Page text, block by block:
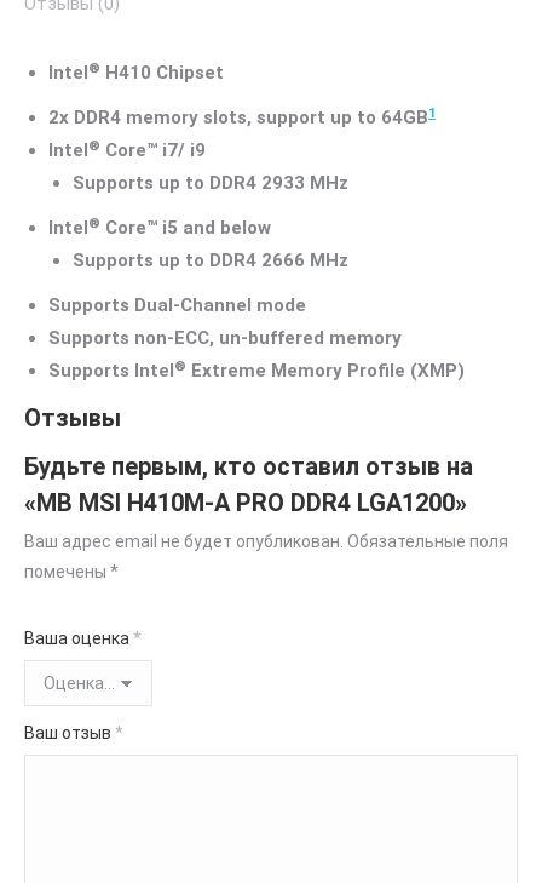
Intel ® H410 Chipset
2x DDR4 memory slots, support up to 64GB1
Intel ® Core™ i7/ i9
Supports up to DDR4 2933 MHz
Intel ® Core™ i5 and below
Supports up to DDR4 2666 MHz
Supports Dual-Channel mode
Supports non-ECC, un-buffered memory
Supports Intel ® Extreme Memory Profile (XMP)
Отзывы
Будьте первым, кто оставил отзыв на
«MB MSI H410M-A PRO DDR4 LGA1200»
Ваш адрес email не будет опубликован. Обязательные поля
помечены *
Ваша оценка*
Ваш отзыв *